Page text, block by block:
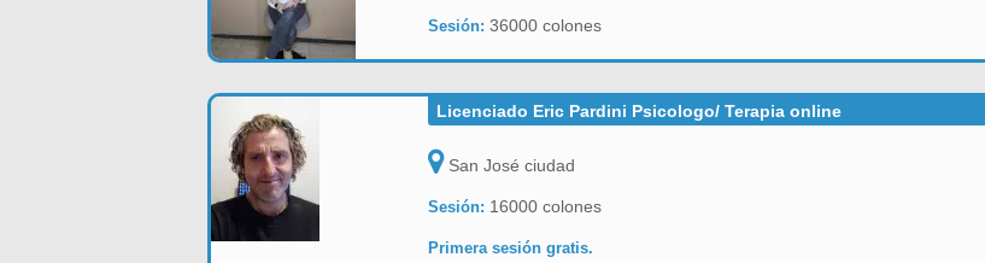
Sesión: 36000 colones
Licenciado Eric Pardini Psicologo/ Terapia online
San José ciudad
Sesión: 16000 colones
Primera sesión gratis.